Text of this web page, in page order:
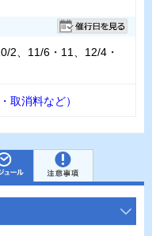
2、11/6・11、12/4・
取消料など）